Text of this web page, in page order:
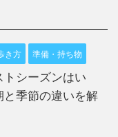
き方 準備・持ち物
シーズンはい
季節の違いを解